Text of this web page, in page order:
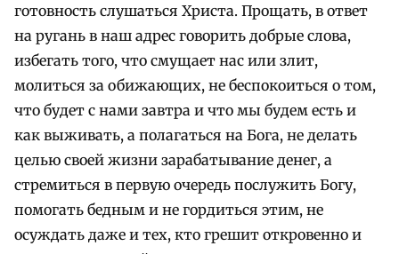
готовность слушаться Христа. Прощать, в ответ
на ругань в наш адрес говорить добрые слова,
избегать того, что смущает нас или злит,
молиться за обижающих, не беспокоиться о том,
что будет с нами завтра и что мы будем есть и
как выживать, а полагаться на Бога, не делать
целью своей жизни зарабатывание денег, а
стремиться в первую очередь послужить Богу,
помогать бедным и не гордиться этим, не
осуждать даже и тех, кто грешит откровенно и